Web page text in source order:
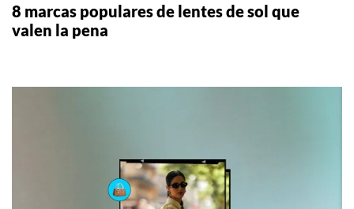
8 marcas populares de lentes de sol que
valen la pena